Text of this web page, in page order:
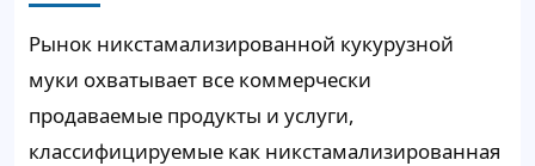
Рынок никстамализированной кукурузной
муки охватывает все коммерчески
продаваемые продукты и услуги,
классифицируемые как никстамализированная